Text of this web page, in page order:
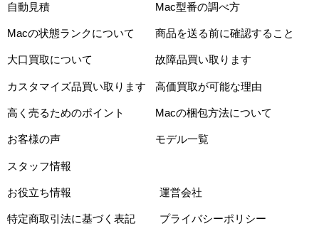
自動見積 Mac型番の調べ方
Macの状態ランクについて 商品を送る前に確認すること
大口買取について 故障品買い取ります
カスタマイズ品買い取ります 高価買取が可能な理由
高く売るためのポイント Macの梱包方法について
お客様の声 モデル一覧
スタッフ情報
お役立ち情報 運営会社
特定商取引法に基づく表記 プライバシーポリシー